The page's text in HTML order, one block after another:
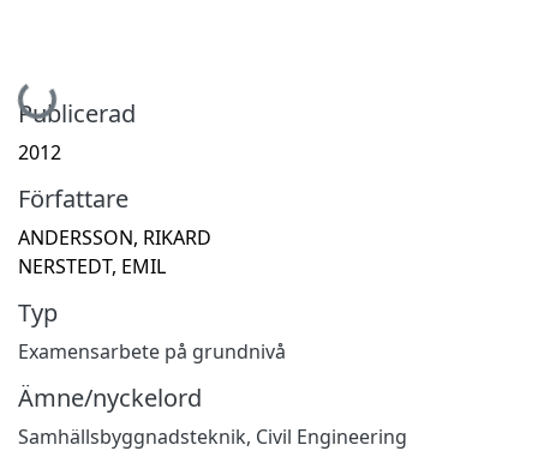
Hämtar...
Publicerad
2012
Författare
ANDERSSON, RIKARD
NERSTEDT, EMIL
Typ
Examensarbete på grundnivå
Ämne/nyckelord
Samhällsbyggnadsteknik, Civil Engineering